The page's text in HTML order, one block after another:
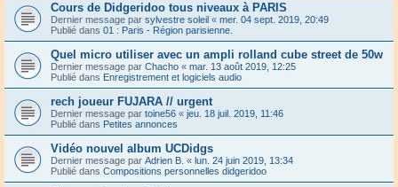
Cours de Didgeridoo tous niveaux à PARIS
Dernier message par sylvestre soleil « mer. 04 sept. 2019, 20:49
Publié dans 01 : Paris - Région parisienne.
Quel micro utiliser avec un ampli rolland cube street de 50w
Dernier message par Chacho « mar. 13 août 2019, 12:25
Publié dans Enregistrement et logiciels audio
rech joueur FUJARA // urgent
Dernier message par toine56 « jeu. 18 juil. 2019, 11:46
Publié dans Petites annonces
Vidéo nouvel album UCDidgs
Dernier message par Adrien B. « lun. 24 juin 2019, 13:34
Publié dans Compositions personnelles didgeridoo